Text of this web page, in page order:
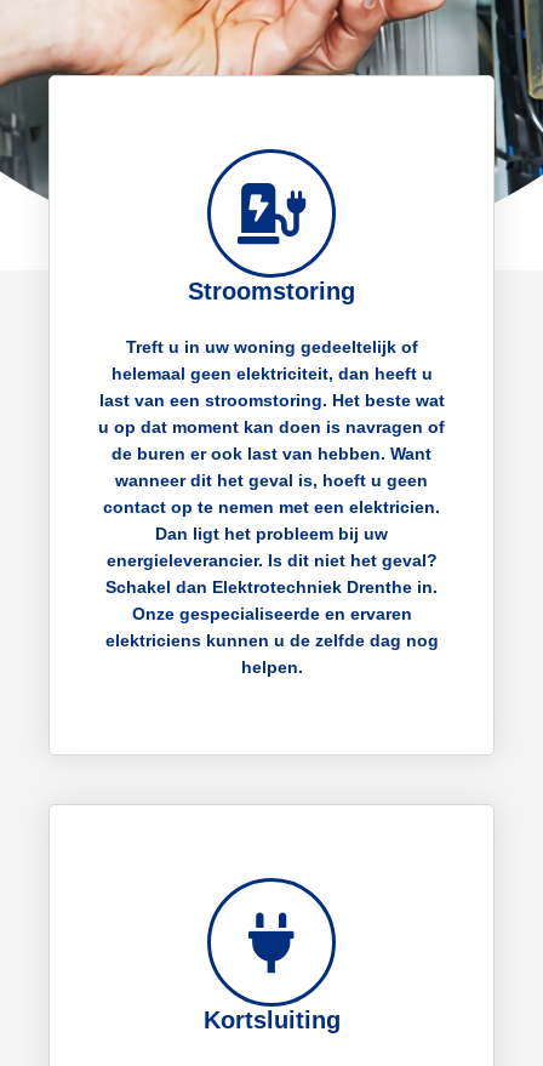
Stroomstoring
Treft u in uw woning gedeeltelijk of
helemaal geen elektriciteit, dan heeft u
last van een stroomstoring. Het beste wat
u op dat moment kan doen is navragen of
de buren er ook last van hebben. Want
wanneer dit het geval is, hoeft u geen
contact op te nemen met een elektricien.
Dan ligt het probleem bij uw
energieleverancier. Is dit niet het geval?
Schakel dan Elektrotechniek Drenthe in.
Onze gespecialiseerde en ervaren
elektriciens kunnen u de zelfde dag nog
helpen.
Kortsluiting